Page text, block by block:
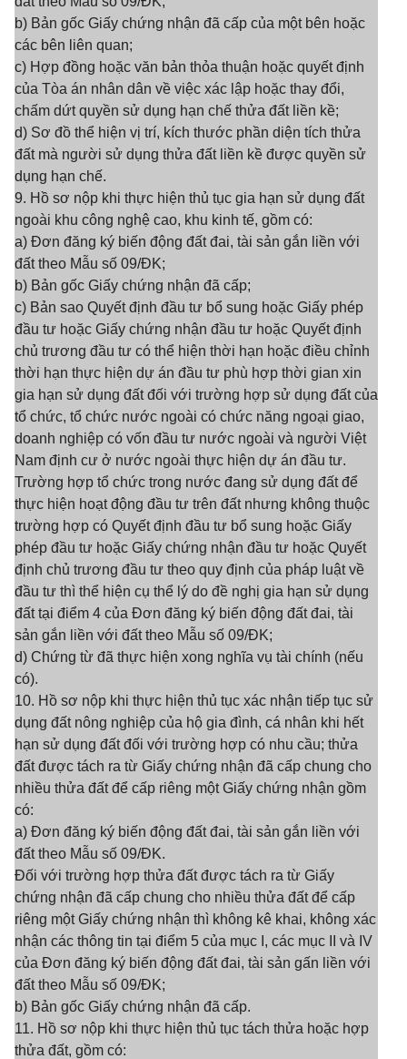
b) Bản gốc Giấy chứng nhận đã cấp của một bên hoặc
các bên liên quan;
c) Hợp đồng hoặc văn bản thỏa thuận hoặc quyết định
của Tòa án nhân dân về việc xác lập hoặc thay đổi,
chấm dứt quyền sử dụng hạn chế thửa đất liền kề;
d) Sơ đồ thể hiện vị trí, kích thước phần diện tích thửa
đất mà người sử dụng thửa đất liền kề được quyền sử
dụng hạn chế.
9. Hồ sơ nộp khi thực hiện thủ tục gia hạn sử dụng đất
ngoài khu công nghệ cao, khu kinh tế, gồm có:
a) Đơn đăng ký biến động đất đai, tài sản gắn liền với
đất theo Mẫu số 09/ĐK;
b) Bản gốc Giấy chứng nhận đã cấp;
c) Bản sao Quyết định đầu tư bổ sung hoặc Giấy phép
đầu tư hoặc Giấy chứng nhận đầu tư hoặc Quyết định
chủ trương đầu tư có thể hiện thời hạn hoặc điều chỉnh
thời hạn thực hiện dự án đầu tư phù hợp thời gian xin
gia hạn sử dụng đất đối với trường hợp sử dụng đất của
tổ chức, tổ chức nước ngoài có chức năng ngoại giao,
doanh nghiệp có vốn đầu tư nước ngoài và người Việt
Nam định cư ở nước ngoài thực hiện dự án đầu tư.
Trường hợp tổ chức trong nước đang sử dụng đất để
thực hiện hoạt động đầu tư trên đất nhưng không thuộc
trường hợp có Quyết định đầu tư bổ sung hoặc Giấy
phép đầu tư hoặc Giấy chứng nhận đầu tư hoặc Quyết
định chủ trương đầu tư theo quy định của pháp luật về
đầu tư thì thể hiện cụ thể lý do đề nghị gia hạn sử dụng
đất tại điểm 4 của Đơn đăng ký biến động đất đai, tài
sản gắn liền với đất theo Mẫu số 09/ĐK;
d) Chứng từ đã thực hiện xong nghĩa vụ tài chính (nếu
có).
10. Hồ sơ nộp khi thực hiện thủ tục xác nhận tiếp tục sử
dụng đất nông nghiệp của hộ gia đình, cá nhân khi hết
hạn sử dụng đất đối với trường hợp có nhu cầu; thửa
đất được tách ra từ Giấy chứng nhận đã cấp chung cho
nhiều thửa đất để cấp riêng một Giấy chứng nhận gồm
có:
a) Đơn đăng ký biến động đất đai, tài sản gắn liền với
đất theo Mẫu số 09/ĐK.
Đối với trường hợp thửa đất được tách ra từ Giấy
chứng nhận đã cấp chung cho nhiều thửa đất để cấp
riêng một Giấy chứng nhận thì không kê khai, không xác
nhận các thông tin tại điểm 5 của mục I, các mục II và IV
của Đơn đăng ký biến động đất đai, tài sản gấn liền với
đất theo Mẫu số 09/ĐK;
b) Bản gốc Giấy chứng nhận đã cấp.
11. Hồ sơ nộp khi thực hiện thủ tục tách thửa hoặc hợp
thửa đất, gồm có: